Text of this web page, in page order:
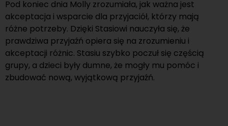
Pod koniec dnia Molly zrozumiała, jak ważna jest
akceptacja i wsparcie dla przyjaciół, którzy mają
różne potrzeby. Dzięki Stasiowi nauczyła się, że
prawdziwa przyjaźń opiera się na zrozumieniu i
akceptacji różnic. Stasiu szybko poczuł się częścią
grupy, a dzieci były dumne, że mogły mu pomóc i
zbudować nową, wyjątkową przyjaźń.